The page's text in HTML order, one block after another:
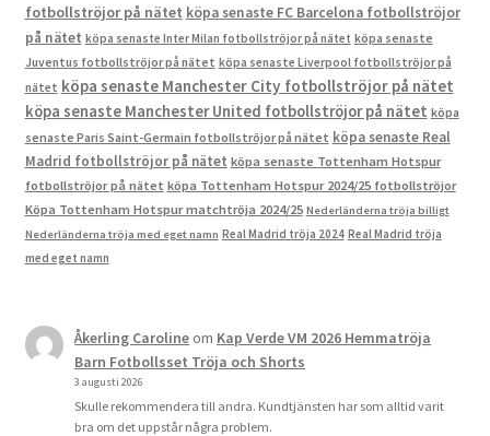
fotbollströjor på nätet köpa senaste FC Barcelona fotbollströjor
på nätet köpa senaste Inter Milan fotbollströjor på nätet köpa senaste
Juventus fotbollströjor på nätet köpa senaste Liverpool fotbollströjor på
nätet köpa senaste Manchester City fotbollströjor på nätet
köpa senaste Manchester United fotbollströjor på nätet köpa
senaste Paris Saint-Germain fotbollströjor på nätet köpa senaste Real
Madrid fotbollströjor på nätet köpa senaste Tottenham Hotspur
fotbollströjor på nätet köpa Tottenham Hotspur 2024/25 fotbollströjor
Köpa Tottenham Hotspur matchtröja 2024/25 Nederländerna tröja billigt
Nederländerna tröja med eget namn Real Madrid tröja 2024 Real Madrid tröja
med eget namn
Åkerling Carolineom Kap Verde VM 2026 Hemmatröja
Barn Fotbollsset Tröja och Shorts
3 augusti 2026
Skulle rekommendera till andra. Kundtjänsten har som alltid varit
bra om det uppstår några problem.